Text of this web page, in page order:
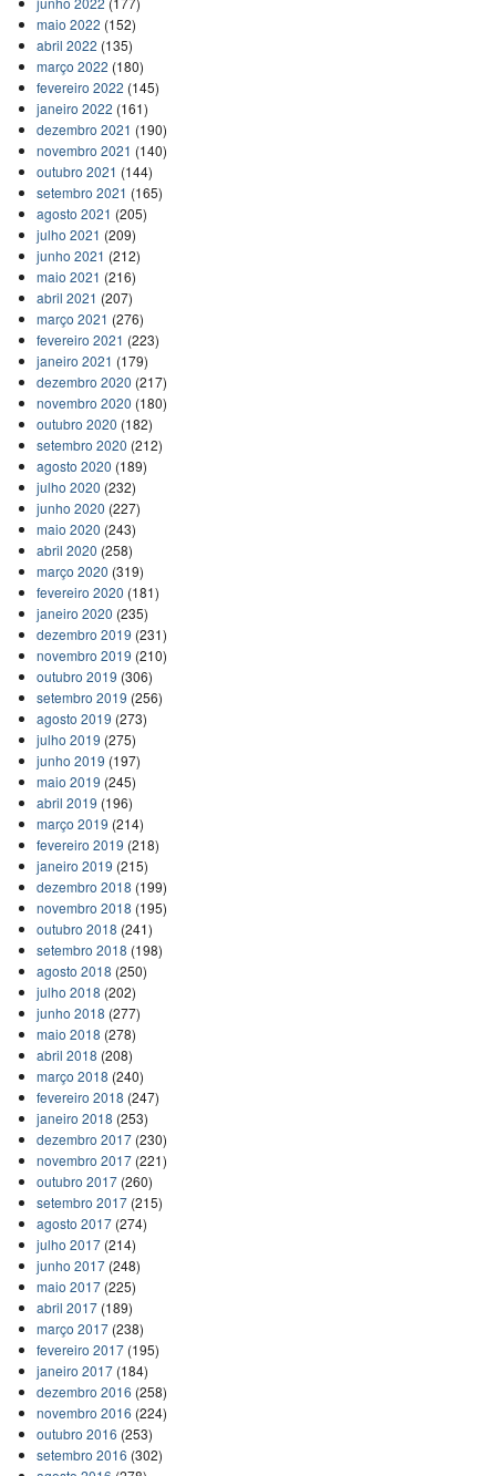
maio 2022 (152)
abril 2022 (135)
março 2022 (180)
fevereiro 2022 (145)
janeiro 2022 (161)
dezembro 2021 (190)
novembro 2021 (140)
outubro 2021 (144)
setembro 2021 (165)
agosto 2021 (205)
julho 2021 (209)
junho 2021 (212)
maio 2021 (216)
abril 2021 (207)
março 2021 (276)
fevereiro 2021 (223)
janeiro 2021 (179)
dezembro 2020 (217)
novembro 2020 (180)
outubro 2020 (182)
setembro 2020 (212)
agosto 2020 (189)
julho 2020 (232)
junho 2020 (227)
maio 2020 (243)
abril 2020 (258)
março 2020 (319)
fevereiro 2020 (181)
janeiro 2020 (235)
dezembro 2019 (231)
novembro 2019 (210)
outubro 2019 (306)
setembro 2019 (256)
agosto 2019 (273)
julho 2019 (275)
junho 2019 (197)
maio 2019 (245)
abril 2019 (196)
março 2019 (214)
fevereiro 2019 (218)
janeiro 2019 (215)
dezembro 2018 (199)
novembro 2018 (195)
outubro 2018 (241)
setembro 2018 (198)
agosto 2018 (250)
julho 2018 (202)
junho 2018 (277)
maio 2018 (278)
abril 2018 (208)
março 2018 (240)
fevereiro 2018 (247)
janeiro 2018 (253)
dezembro 2017(230)
novembro 2017(221)
outubro 2017(260)
setembro 2017(215)
agosto 2017(274)
julho 2017(214)
junho 2017(248)
maio 2017(225)
abril 2017(189)
março 2017(238)
fevereiro 2017(195)
janeiro 2017(184)
dezembro 2016 (258)
novembro 2016 (224)
outubro 2016 (253)
setembro 2016 (302)